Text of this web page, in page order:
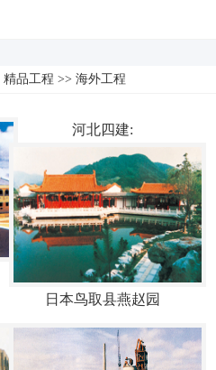
精品工程 >> 海外工程
河北四建:
日本鸟取县燕赵园